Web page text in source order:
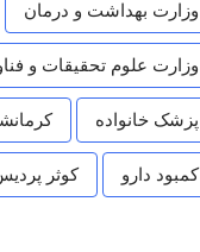
وزارت بهداشت و درمان
وزارت علوم تحقیقات و
پزشک خانواده
کمبود دارو کوثر